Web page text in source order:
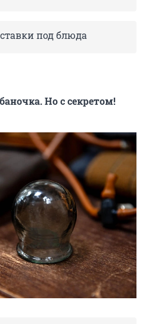
под блюда
Но с секретом!